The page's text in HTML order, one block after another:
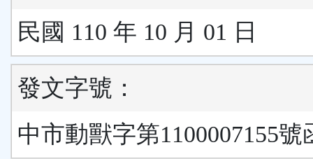
民國 110 年 10 月 01 日
發文字號：
中市動獸字第1100007155號